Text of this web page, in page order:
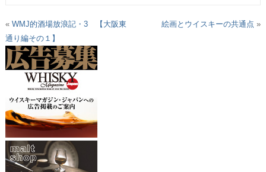
« WMJ的酒場放浪記・3 【大阪東
通り編その１】
絵画とウイスキーの共通点 »